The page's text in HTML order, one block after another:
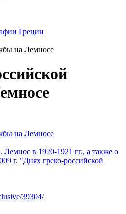
Греции
на Лемносе
на Лемносе
в 1920-1921 гг., а также о
г. "Днях греко-российской
39304/